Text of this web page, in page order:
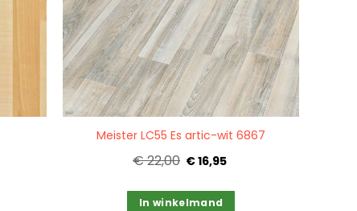
Meister LC55 Es artic-wit 6867
€ 22,00 € 16,95
Quickview
In winkelmand